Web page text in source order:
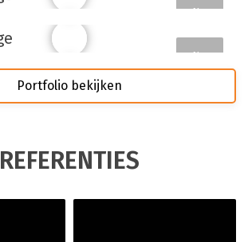
Na
Na
Portfolio bekijken
REFERENTIES